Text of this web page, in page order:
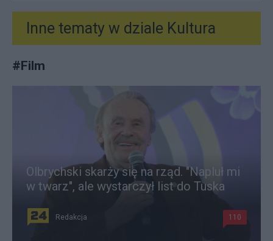
Inne tematy w dziale Kultura
#Film
Olbrychski skarży się na rząd. "Napluł mi
w twarz", ale wystarczył list do Tuska
Redakcja 110